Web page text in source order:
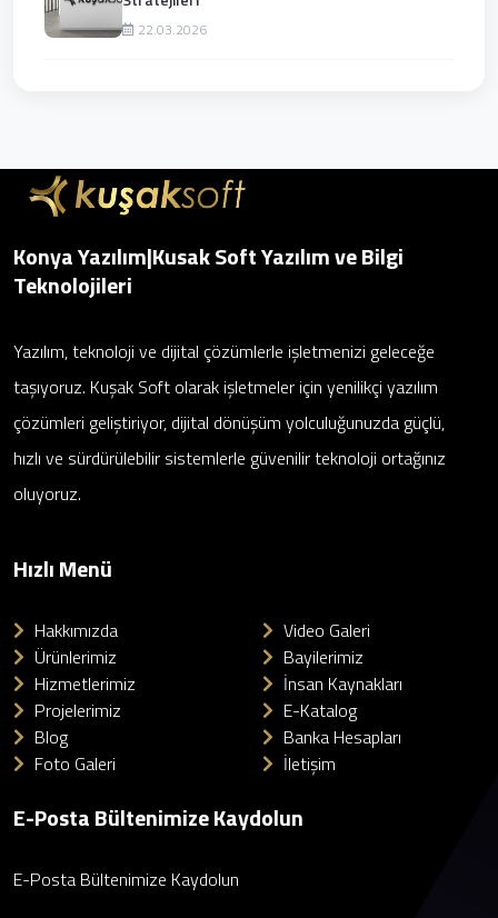
22.03.2026
Konya Yazılım|Kusak Soft Yazılım ve Bilgi
Teknolojileri
Yazılım, teknoloji ve dijital çözümlerle işletmenizi geleceğe
taşıyoruz. Kuşak Soft olarak işletmeler için yenilikçi yazılım
çözümleri geliştiriyor, dijital dönüşüm yolculuğunuzda güçlü,
hızlı ve sürdürülebilir sistemlerle güvenilir teknoloji ortağınız
oluyoruz.
Hızlı Menü
Hakkımızda
Ürünlerimiz
Hizmetlerimiz
Projelerimiz
Blog
Foto Galeri
Video Galeri
Bayilerimiz
İnsan Kaynakları
E-Katalog
Banka Hesapları
İletişim
E-Posta Bültenimize Kaydolun
E-Posta Bültenimize Kaydolun